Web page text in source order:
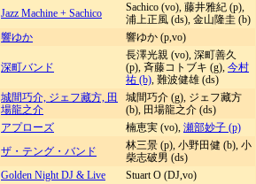
Jazz Machine + Sachico
Sachico (vo), 藤井雅紀 (p),
浦上正風 (ds), 金山隆圭 (b)
響ゆか 響ゆか (p,vo)
深町バンド
長澤光親 (vo), 深町善久
(p), 斉藤コトブキ (g), 今村
祐 (b), 難波健雄 (ds)
城間巧介, ジェフ藏方, 田
場龍之介
城間巧介 (g), ジェフ藏方
(b), 田場龍之介 (ds)
アプローズ 楠恵実 (vo), 瀬部妙子 (p)
ザ・テング・バンド
林三景 (p), 小野田健 (b), 小
柴志破男 (ds)
Golden Night DJ & Live
Stuart O (DJ,vo)